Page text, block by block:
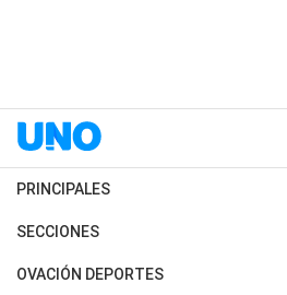
PRINCIPALES
Últimas Noticias
Política
SECCIONES
Horóscopo
OVACIÓN DEPORTES